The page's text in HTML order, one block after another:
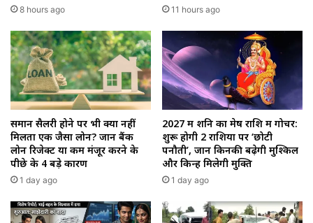
8 hours ago 11 hours ago
समान सैलरी होने पर भी क्यों नहीं
मिलता एक जैसा लोन? जानें बैंक
लोन रिजेक्ट या कम मंजूर करने के
पीछे के 4 बड़े कारण
1 day ago
2027 में शनि का मेष राशि में गोचर:
शुरू होगी 2 राशियों पर ‘छोटी
पनौती’, जानें किनकी बढ़ेगी मुश्किलें
और किन्हें मिलेगी मुक्ति
1 day ago